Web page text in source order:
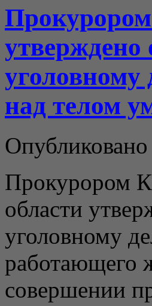
утверждено
уголовному
над телом
Опубликовано
Прокурором
области
уголовному
работающего
совершении